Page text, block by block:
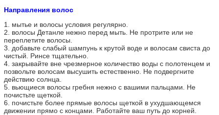
Направления волос
1. мытье и волосы условия регулярно.
2. волосы Детанле нежно перед мыть. Не протрите или не
переплетите волосы.
3. добавьте слабый шампунь к крутой воде и волосам свиста до
чистый. Ринсе тщательно.
4. закрывайте вне чрезмерное количество воды с полотенцем и
позвольте волосам высушить естественно. Не подвергните
действию солнца.
5. вьющиеся волосы гребня нежно с вашими пальцами. Не
почистьте щеткой.
6. почистьте более прямые волосы щеткой в ухудшающемся
движении прямо с концами. Работайте ваш путь до корней.